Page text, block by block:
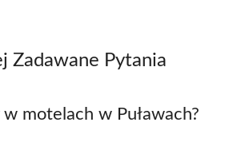
Zadawane Pytania
motelach w Puławach?